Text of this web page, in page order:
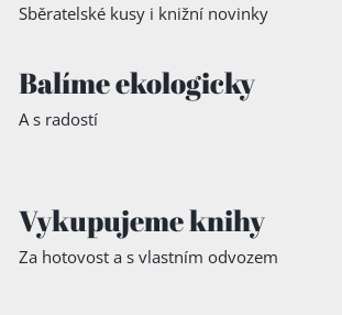
Sběratelské kusy i knižní novinky
Balíme ekologicky
A s radostí
Vykupujeme knihy
Za hotovost a s vlastním odvozem